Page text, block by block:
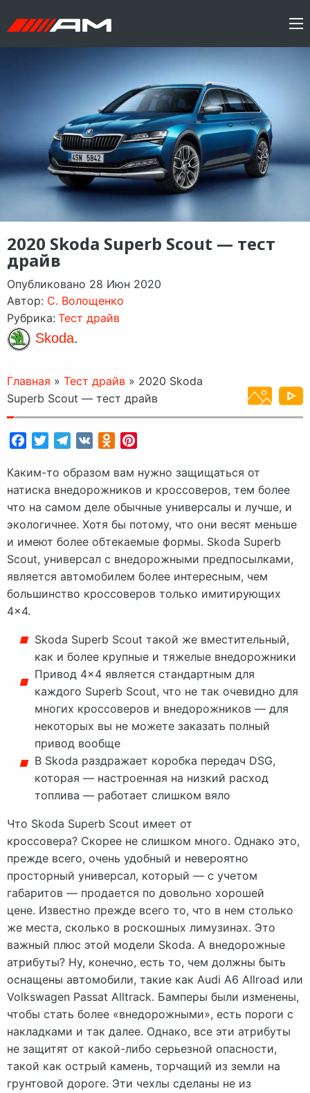
2020 Skoda Superb Scout — тест
драйв
Опубликовано 28 Июн 2020
Автор: C. Волощенко
Рубрика: Тест драйв
Skoda.
Главная » Тест драйв » 2020 Skoda
Superb Scout — тест драйв
FacebookTwitterTelegram
VK Odnoklassniki
Каким-то образом вам нужно защищаться от
натиска внедорожников и кроссоверов, тем более
что на самом деле обычные универсалы и лучше, и
экологичнее. Хотя бы потому, что они весят меньше
и имеют более обтекаемые формы. Skoda Superb
Scout, универсал с внедорожными предпосылками,
является автомобилем более интересным, чем
большинство кроссоверов только имитирующих
4×4.
Skoda Superb Scout такой же вместительный,
как и более крупные и тяжелые внедорожники
Привод 4×4 является стандартным для
каждого Superb Scout, что не так очевидно для
многих кроссоверов и внедорожников — для
некоторых вы не можете заказать полный
привод вообще
В Skoda раздражает коробка передач DSG,
которая — настроенная на низкий расход
топлива — работает слишком вяло
Что Skoda Superb Scout имеет от
кроссовера? Скорее не слишком много. Однако это,
прежде всего, очень удобный и невероятно
просторный универсал, который — с учетом
габаритов — продается по довольно хорошей
цене. Известно прежде всего то, что в нем столько
же места, сколько в роскошных лимузинах. Это
важный плюс этой модели Skoda. А внедорожные
атрибуты? Ну, конечно, есть то, чем должны быть
оснащены автомобили, такие как Audi A6 Allroad или
Volkswagen Passat Alltrack. Бамперы были изменены,
чтобы стать более «внедорожными», есть пороги с
накладками и так далее. Однако, все эти атрибуты
не защитят от какой-либо серьезной опасности,
такой как острый камень, торчащий из земли на
грунтовой дороге. Эти чехлы сделаны не из